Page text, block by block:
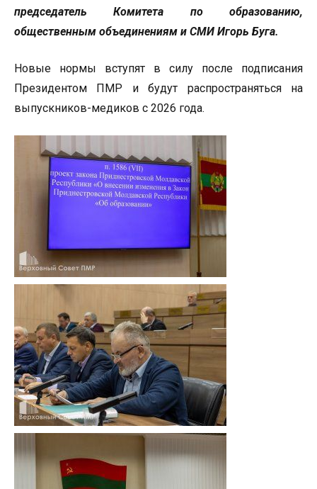
председатель Комитета по образованию,
общественным объединениям и СМИ Игорь Буга.
Новые нормы вступят в силу после подписания
Президентом ПМР и будут распространяться на
выпускников-медиков с 2026 года.